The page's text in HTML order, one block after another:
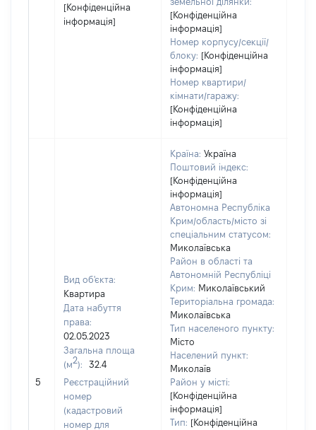
[Конфіденційна
інформація]
[Конфіденційна
інформація]
Номер корпусу/секції/
блоку: [Конфіденційна
інформація]
Номер квартири/
кімнати/гаражу:
[Конфіденційна
інформація]
5
Вид об'єкта:
Квартира
Дата набуття
права:
02.05.2023
Загальна площа
(м2):
32.4
Реєстраційний
номер
(кадастровий
номер для
Країна: Україна
Поштовий індекс:
[Конфіденційна
інформація]
Автономна Республіка
Крим/область/місто зі
спеціальним статусом:
Миколаївська
Район в області та
Автономній Республіці
Крим: Миколаївський
Територіальна громада:
Миколаївська
Тип населеного пункту:
Місто
Населений пункт:
Миколаїв
Район у місті:
[Конфіденційна
інформація]
Тип: [Конфіденційна